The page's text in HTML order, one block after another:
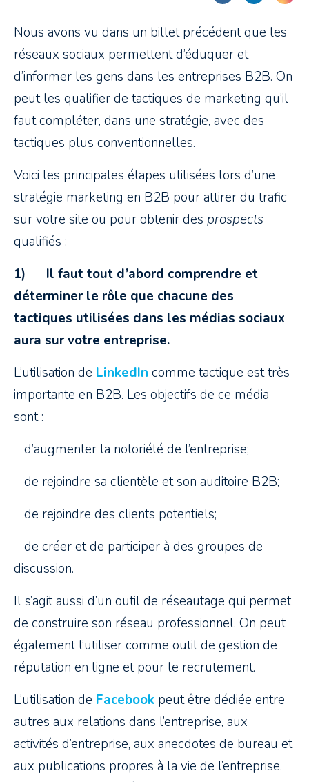
Nous avons vu dans un billet précédent que les
réseaux sociaux permettent d’éduquer et
d’informer les gens dans les entreprises B2B. On
peut les qualifier de tactiques de marketing qu’il
faut compléter, dans une stratégie, avec des
tactiques plus conventionnelles.
Voici les principales étapes utilisées lors d’une
stratégie marketing en B2B pour attirer du trafic
sur votre site ou pour obtenir des prospects
qualifiés :
1) Il faut tout d’abord comprendre et
déterminer le rôle que chacune des
tactiques utilisées dans les médias sociaux
aura sur votre entreprise.
L’utilisation de LinkedIn comme tactique est très
importante en B2B. Les objectifs de ce média
sont :
­ d’augmenter la notoriété de l’entreprise;
­ de rejoindre sa clientèle et son auditoire B2B;
­ de rejoindre des clients potentiels;
­ de créer et de participer à des groupes de
discussion.
Il s’agit aussi d’un outil de réseautage qui permet
de construire son réseau professionnel. On peut
également l’utiliser comme outil de gestion de
réputation en ligne et pour le recrutement.
L’utilisation de Facebook peut être dédiée entre
autres aux relations dans l’entreprise, aux
activités d’entreprise, aux anecdotes de bureau et
aux publications propres à la vie de l’entreprise.